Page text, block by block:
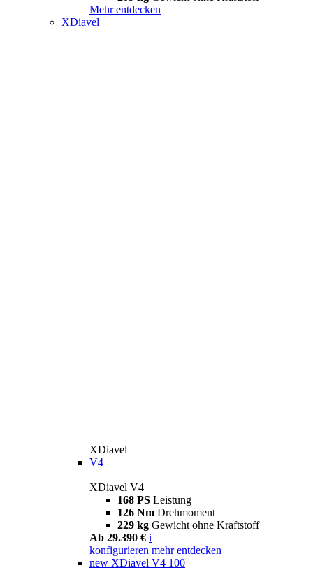
Mehr entdecken
XDiavel
XDiavel
V4
XDiavel V4
168 PS Leistung
126 Nm Drehmoment
229 kg Gewicht ohne Kraftstoff
Ab 29.390 € i
konfigurieren mehr entdecken
new XDiavel V4 100